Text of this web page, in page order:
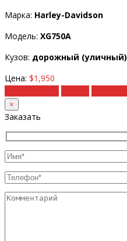
Марка: Harley-Davidson
Модель: XG750A
Кузов: дорожный (уличный)
Цена: $1,950
×
Заказать